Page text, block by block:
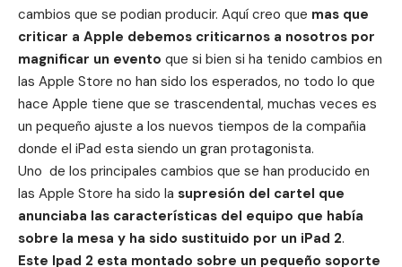
cambios que se podian producir. Aquí creo que mas que
criticar a Apple debemos criticarnos a nosotros por
magnificar un evento que si bien si ha tenido cambios en
las Apple Store no han sido los esperados, no todo lo que
hace Apple tiene que se trascendental, muchas veces es
un pequeño ajuste a los nuevos tiempos de la compañia
donde el iPad esta siendo un gran protagonista.
Uno de los principales cambios que se han producido en
las Apple Store ha sido la supresión del cartel que
anunciaba las características del equipo que había
sobre la mesa y ha sido sustituido por un iPad 2.
Este Ipad 2 esta montado sobre un pequeño soporte